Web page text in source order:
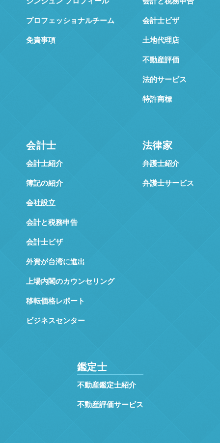
プロフェッショナルチーム
免責事項
会計士ビザ
土地代理店
不動産評価
法的サービス
特許商標
会計士
会計士紹介
簿記の紹介
会社設立
会計と税務申告
会計士ビザ
外資が台湾に進出
上場内閣のカウンセリング
移転価格レポート
ビジネスセンター
法律家
弁護士紹介
弁護士サービス
鑑定士
不動産鑑定士紹介
不動産評価サービス